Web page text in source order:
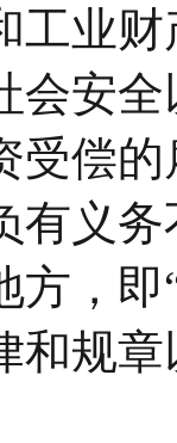
工业
会安
受偿
有义
方，
和规